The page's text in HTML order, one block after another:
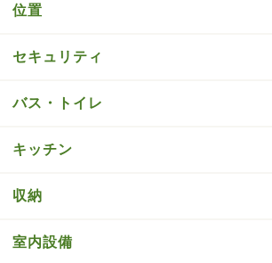
位置
セキュリティ
バス・トイレ
キッチン
収納
室内設備